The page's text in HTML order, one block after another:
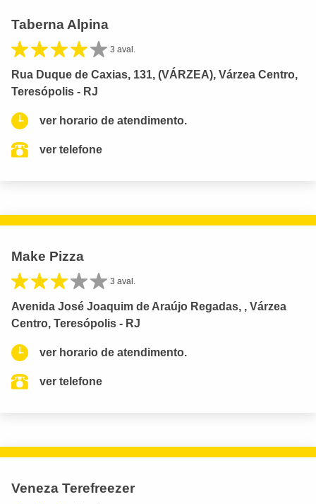
Taberna Alpina
3 aval.
Rua Duque de Caxias, 131, (VÁRZEA), Várzea Centro,
Teresópolis - RJ
ver horario de atendimento.
ver telefone
Make Pizza
3 aval.
Avenida José Joaquim de Araújo Regadas, , Várzea
Centro, Teresópolis - RJ
ver horario de atendimento.
ver telefone
Veneza Terefreezer